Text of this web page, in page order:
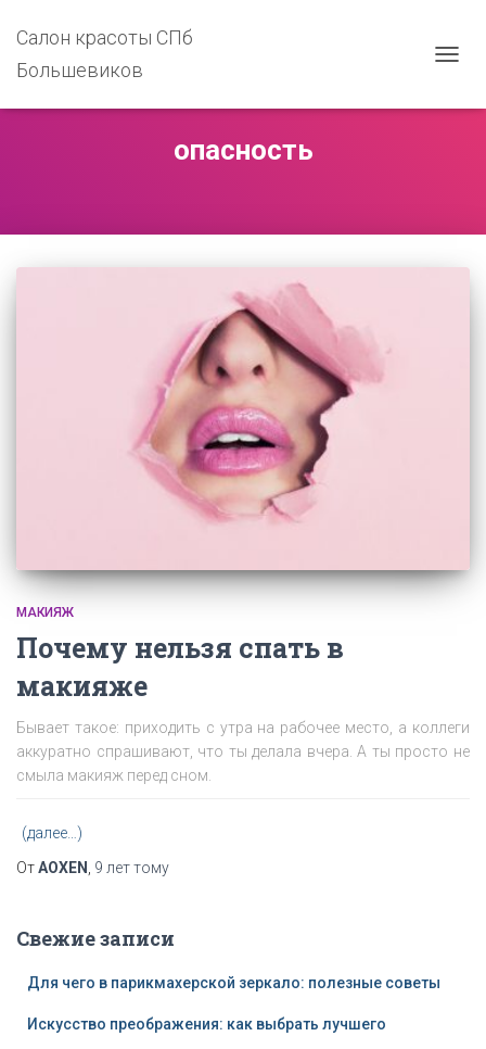
Салон красоты СПб
Большевиков
опасность
МАКИЯЖ
Почему нельзя спать в
макияже
Бывает такое: приходить с утра на рабочее место, а коллеги
аккуратно спрашивают, что ты делала вчера. А ты просто не
смыла макияж перед сном.
(далее…)
ОтAOXEN 9 леттому
Свежие записи
Для чего в парикмахерской зеркало: полезные советы
Искусство преображения: как выбрать лучшего